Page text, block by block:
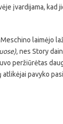
įvardijama, kad
laimėjo
, nes Story
peržiūrėtas
atlikėjai pavyko